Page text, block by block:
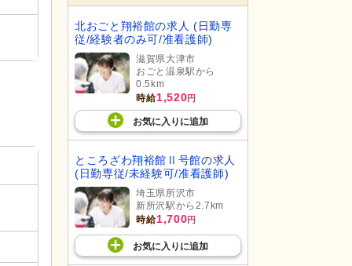
北おごと翔裕館の求人 (日勤専
従/経験者のみ可/准看護師)
滋賀県大津市
おごと温泉駅から
0.5km
時給1,520円
お気に入り に追加
ところざわ翔裕館Ⅱ号館の求人
(日勤専従/未経験可/准看護師)
埼玉県所沢市
新所沢駅から2.7km
時給1,700円
お気に入り に追加